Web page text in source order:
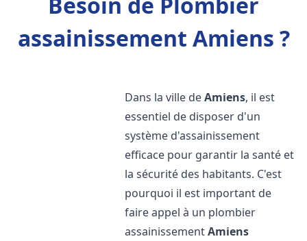
assainissement Amiens ?
Dans la ville deAmiens, il est
essentiel de disposer d'un
système d'assainissement
efficace pour garantir la santé et
la sécurité des habitants. C'est
pourquoi il est important de
faire appel à un plombier
assainissementAmiens